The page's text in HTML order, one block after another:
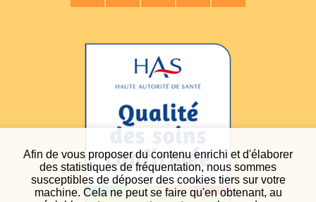
Afin de vous proposer du contenu enrichi et d'élaborer
des statistiques de fréquentation, nous sommes
susceptibles de déposer des cookies tiers sur votre
machine. Cela ne peut se faire qu'en obtenant, au